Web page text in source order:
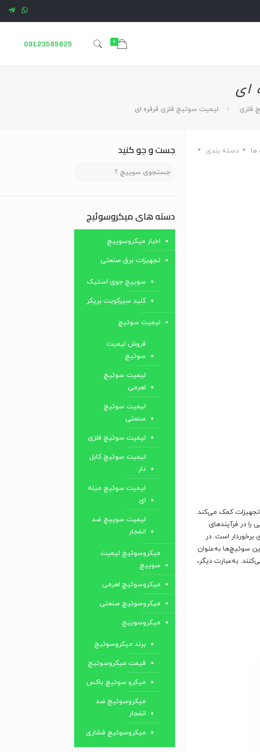
0
09123585825
ای
فلزی لیمیت سوئیچ فلزی قرقره ای
دسته بندی
تجهیزات کمک می‌کند.
در فرآیندهای
برخوردار است. در
سوئیچ‌ها به‌عنوان
به‌عبارت دیگر،
جست و جو کنید
دسته های ميكروسوئيچ
اخبار میکروسوییچ
تجهیزات برق صنعتی
سوییچ جوی استیک
کلید سیرکویت بریکر
لیمیت سوئیچ
فروش لیمیت
سوئیچ
لیمیت سوئیچ
اهرمی
لیمیت سوئیچ
صنعتی
لیمیت سوئیچ فلزی
لیمیت سوئیچ کابل
‌دار
لیمیت سوئیچ میله
ای
لیمیت سوییچ ضد
انفجار
میکروسوئیچ لیمیت
سوییچ
میکروسوئیچ اهرمی
میکروسوئیچ صنعتی
میکروسوییچ
برند میکروسوئیچ
قیمت میکروسوئیچ
میکرو سوئیچ باکس
میکروسوئیچ ضد
انفجار
میکروسوئیچ فشاری